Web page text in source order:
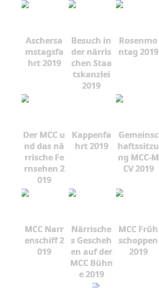
Aschersa
mstagsfa
hrt 2019
Besuch in
der närris
chen Staa
tskanzlei
2019
Rosenmo
ntag 2019
Der MCC u
nd das nä
rrische Fe
rnsehen 2
019
Kappenfa
hrt 2019
Gemeinsc
haftssitzu
ng MCC-M
CV 2019
MCC Narr
enschiff 2
019
Närrische
s Gescheh
en auf der
MCC Bühn
e 2019
MCC Früh
schoppen
2019